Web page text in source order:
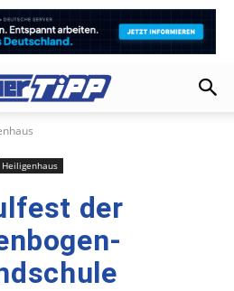
Heiligenhaus
der